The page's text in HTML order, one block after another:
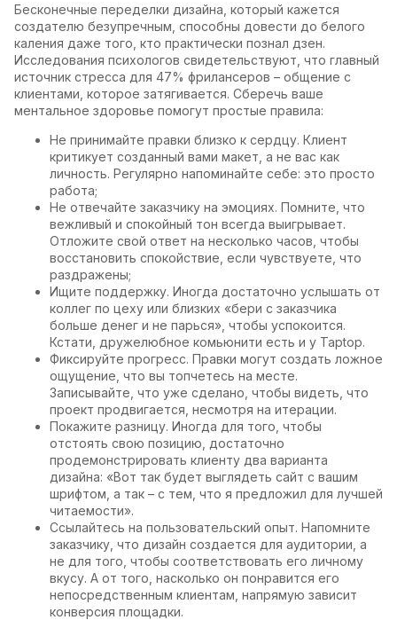
Бесконечные переделки дизайна, который кажется
создателю безупречным, способны довести до белого
каления даже того, кто практически познал дзен.
Исследования психологов свидетельствуют, что главный
источник стресса для 47% фрилансеров – общение с
клиентами, которое затягивается. Сберечь ваше
ментальное здоровье помогут простые правила:
Не принимайте правки близко к сердцу. Клиент
критикует созданный вами макет, а не вас как
личность. Регулярно напоминайте себе: это просто
работа;
Не отвечайте заказчику на эмоциях. Помните, что
вежливый и спокойный тон всегда выигрывает.
Отложите свой ответ на несколько часов, чтобы
восстановить спокойствие, если чувствуете, что
раздражены;
Ищите поддержку. Иногда достаточно услышать от
коллег по цеху или близких «бери с заказчика
больше денег и не парься», чтобы успокоится.
Кстати, дружелюбное комьюнити есть и у Taptop.
Фиксируйте прогресс. Правки могут создать ложное
ощущение, что вы топчетесь на месте.
Записывайте, что уже сделано, чтобы видеть, что
проект продвигается, несмотря на итерации.
Покажите разницу. Иногда для того, чтобы
отстоять свою позицию, достаточно
продемонстрировать клиенту два варианта
дизайна: «Вот так будет выглядеть сайт с вашим
шрифтом, а так – с тем, что я предложил для лучшей
читаемости».
Ссылайтесь на пользовательский опыт. Напомните
заказчику, что дизайн создается для аудитории, а
не для того, чтобы соответствовать его личному
вкусу. А от того, насколько он понравится его
непосредственным клиентам, напрямую зависит
конверсия площадки.